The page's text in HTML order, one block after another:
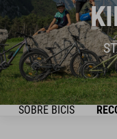
SOBRE BICIS